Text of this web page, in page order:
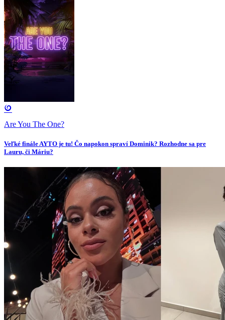
Are You The One?
Veľké finále AYTO je tu! Čo napokon spraví Dominik? Rozhodne sa pre
Lauru, či Máriu?